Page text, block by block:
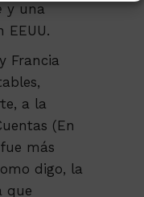
y una
EEUU.
Francia
a la
(En
más
digo, la
que